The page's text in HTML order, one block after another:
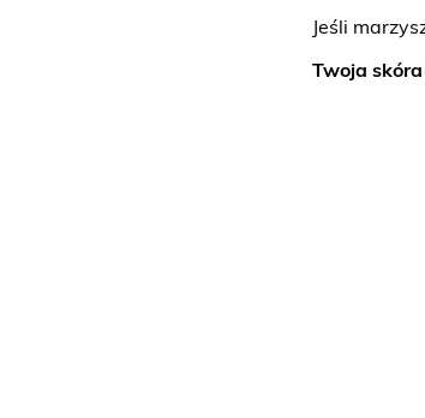
Jeśli
Twoja